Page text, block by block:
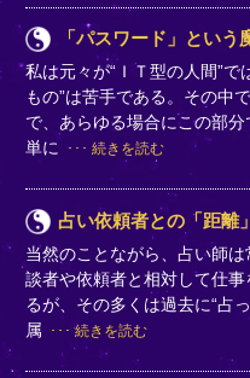
「パスワード」という
私は元々が“ＩＴ型の人間”
もの”は苦手である。その中
で、あらゆる場合にこの部
単に
続きを読む
占い依頼者との「距離
当然のことながら、占い師
談者や依頼者と相対して仕
るが、その多くは過去に“占
属
続きを読む